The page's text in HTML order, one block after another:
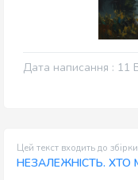
Дата написання : 11
Цей текст входить до збірки
НЕЗАЛЕЖНІСТЬ. ХТО